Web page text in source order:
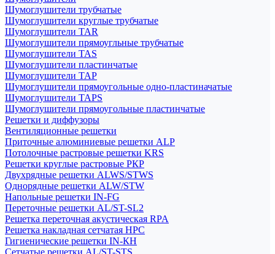
Шумоглушители трубчатые
Шумоглушители круглые трубчатые
Шумоглушители TAR
Шумоглушители прямоугльные трубчатые
Шумоглушители TAS
Шумоглушители пластинчатые
Шумоглушители TAP
Шумоглушители прямоугольные одно-пластиначатые
Шумоглушители TAPS
Шумоглушители прямоугольные пластинчатые
Решетки и диффузоры
Вентиляционные решетки
Приточные алюминиевые решетки ALP
Потолочные растровые решетки KRS
Решетки круглые растровые РКР
Двухрядные решетки ALWS/STWS
Однорядные решетки ALW/STW
Напольные решетки IN-FG
Переточные решетки AL/ST-SL2
Решетка переточная акустическая RPA
Решетка накладная сетчатая НРС
Гигиенические решетки IN-КН
Сетчатые решетки AL/ST-STS